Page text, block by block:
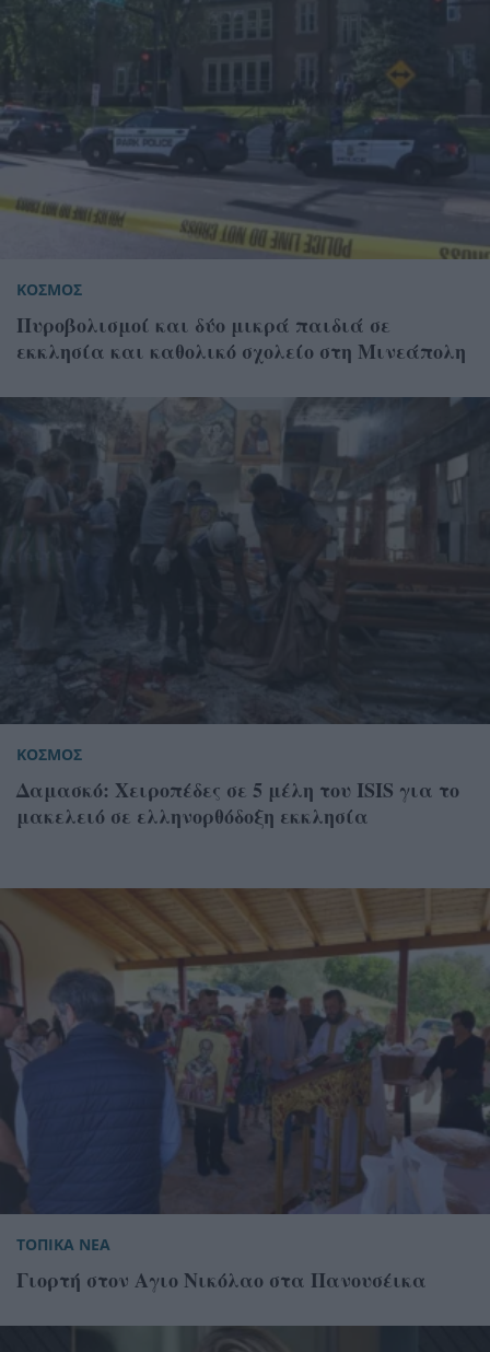
ΚΟΣΜΟΣ
Πυροβολισμοί και δύο μικρά παιδιά σε
εκκλησία και καθολικό σχολείο στη Μινεάπολη
ΚΟΣΜΟΣ
Δαμασκό: Χειροπέδες σε 5 μέλη του ISIS για το
μακελειό σε ελληνορθόδοξη εκκλησία
ΤΟΠΙΚΑ ΝΕΑ
Γιορτή στον Αγιο Νικόλαο στα Πανουσέικα